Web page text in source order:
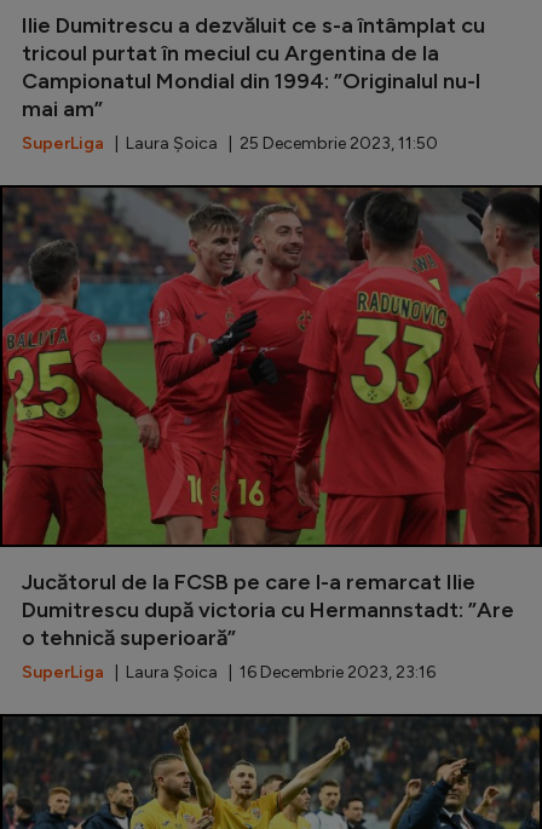
Ilie Dumitrescu a dezvăluit ce s-a întâmplat cu
tricoul purtat în meciul cu Argentina de la
Campionatul Mondial din 1994: ”Originalul nu-l
mai am”
SuperLiga | Laura Șoica | 25 Decembrie 2023, 11:50
Jucătorul de la FCSB pe care l-a remarcat Ilie
Dumitrescu după victoria cu Hermannstadt: ”Are
o tehnică superioară”
SuperLiga | Laura Șoica | 16 Decembrie 2023, 23:16